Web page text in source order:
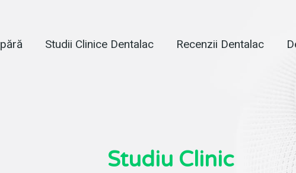
Studii Clinice Dentalac Recenzii Dentalac
Studiu Clinic